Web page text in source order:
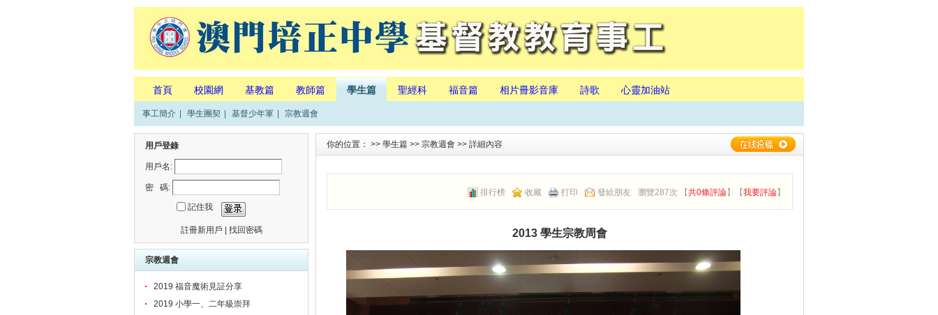
首頁 校園網 基教篇 教師篇 學生篇 聖經科 福音篇 相片冊影音庫 詩歌 心靈加油站
事工簡介 學生團契 基督少年軍 宗教週會
用戶登錄
用戶名:
密 碼:
記住我
註冊新用戶 找回密碼
宗教週會
2019 福音魔術見証分享
2019 小學一、二年級崇拜
你的位置： >> 學生篇 >> 宗教週會 >> 詳細內容
排行榜 收藏 打印 發給朋友 瀏覽287次 【共0條評論】【我要評論】
2013 學生宗教周會